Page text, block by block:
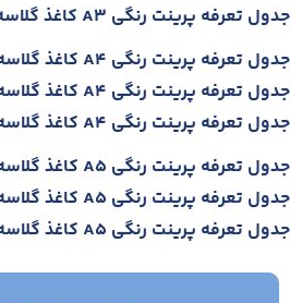
جدول تعرفه پرینت رنگی A3 کاغذ گلاسه 250 گرم
جدول تعرفه پرینت رنگی A4 کاغذ گلاسه 135 گرم
جدول تعرفه پرینت رنگی A4 کاغذ گلاسه 200 گرم
جدول تعرفه پرینت رنگی A4 کاغذ گلاسه 250 گرم
جدول تعرفه پرینت رنگی A5 کاغذ گلاسه 135 گرم
جدول تعرفه پرینت رنگی A5 کاغذ گلاسه 200 گرم
جدول تعرفه پرینت رنگی A5 کاغذ گلاسه 250 گرم